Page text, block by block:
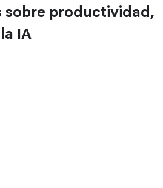
sobre productividad,
IA